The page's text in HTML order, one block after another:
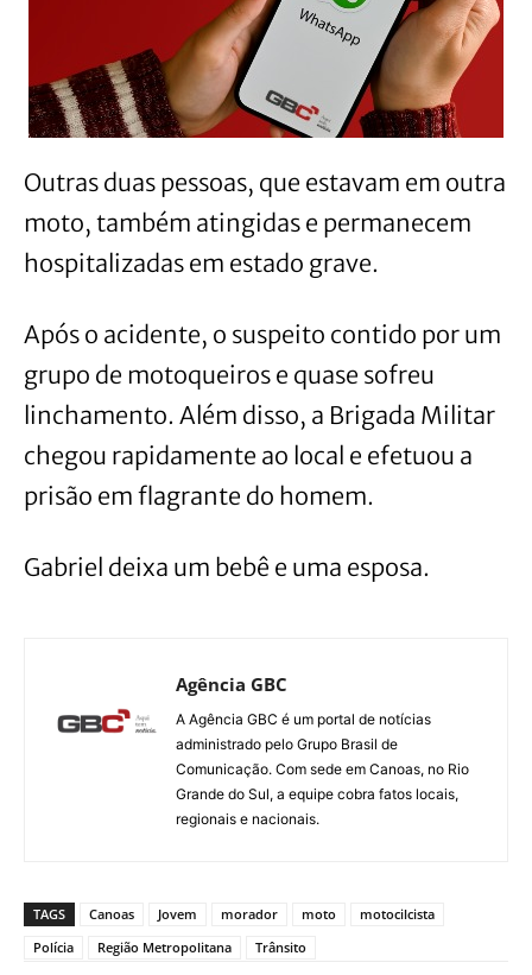
Outras duas pessoas, que estavam em outra
moto, também atingidas e permanecem
hospitalizadas em estado grave.
Após o acidente, o suspeito contido por um
grupo de motoqueiros e quase sofreu
linchamento. Além disso, a Brigada Militar
chegou rapidamente ao local e efetuou a
prisão em flagrante do homem.
Gabriel deixa um bebê e uma esposa.
Agência GBC
A Agência GBC é um portal de notícias
administrado pelo Grupo Brasil de
Comunicação. Com sede em Canoas, no Rio
Grande do Sul, a equipe cobra fatos locais,
regionais e nacionais.
TAGS Canoas Jovem morador moto
motocilcista
Polícia
Região Metropolitana Trânsito